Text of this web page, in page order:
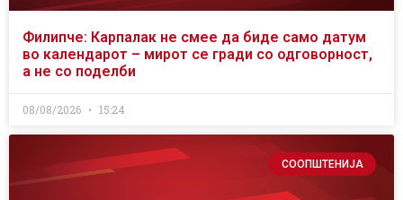
Филипче: Карпалак не смее да биде само датум
во календарот – мирот се гради со одговорност,
а не со поделби
08/08/2026 15:24
СООПШТЕНИЈА